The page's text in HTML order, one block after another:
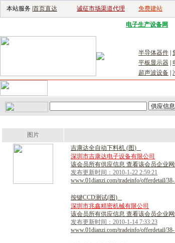
本站服务 | 首页直达 诚征市场渠道代理 免费建站
电子生产设备网
半导体器件
平板显示器
超声波设备
图片
吉康达全自动下料机 (图)
深圳市吉康达电子设备有限公司
该会员所有供应信息 查看该会员企业
发布更新时间：2010-1-22 2:59:21
www.01dianzi.com/tradeinfo/offerdetail/
按键CCD测试(图)
深圳市兆鑫精密机械有限公司
该会员所有供应信息 查看该会员企业
发布更新时间：2010-1-14 7:33:23
www.01dianzi.com/tradeinfo/offerdetail/